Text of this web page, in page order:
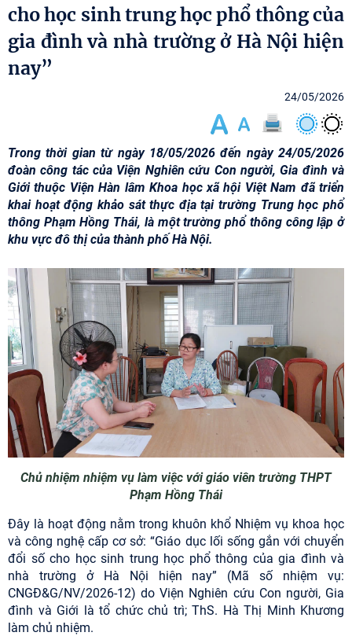
cho học sinh trung học phổ thông của
gia đình và nhà trường ở Hà Nội hiện
nay”
24/05/2026
Trong thời gian từ ngày 18/05/2026 đến ngày 24/05/2026
đoàn công tác của Viện Nghiên cứu Con người, Gia đình và
Giới thuộc Viện Hàn lâm Khoa học xã hội Việt Nam đã triển
khai hoạt động khảo sát thực địa tại trường Trung học phổ
thông Phạm Hồng Thái, là một trường phổ thông công lập ở
khu vực đô thị của thành phố Hà Nội.
Chủ nhiệm nhiệm vụ làm việc với giáo viên trường THPT
Phạm Hồng Thái
Đây là hoạt động nằm trong khuôn khổ Nhiệm vụ khoa học
và công nghệ cấp cơ sở: “Giáo dục lối sống gắn với chuyển
đổi số cho học sinh trung học phổ thông của gia đình và
nhà trường ở Hà Nội hiện nay” (Mã số nhiệm vụ:
CNGĐ&G/NV/2026-12) do Viện Nghiên cứu Con người, Gia
đình và Giới là tổ chức chủ trì; ThS. Hà Thị Minh Khương
làm chủ nhiệm.